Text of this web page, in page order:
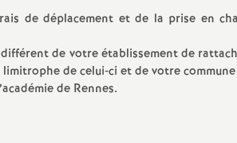
de déplacement et de la prise en
de votre établissement de
de celui‐ci et de votre
de Rennes.